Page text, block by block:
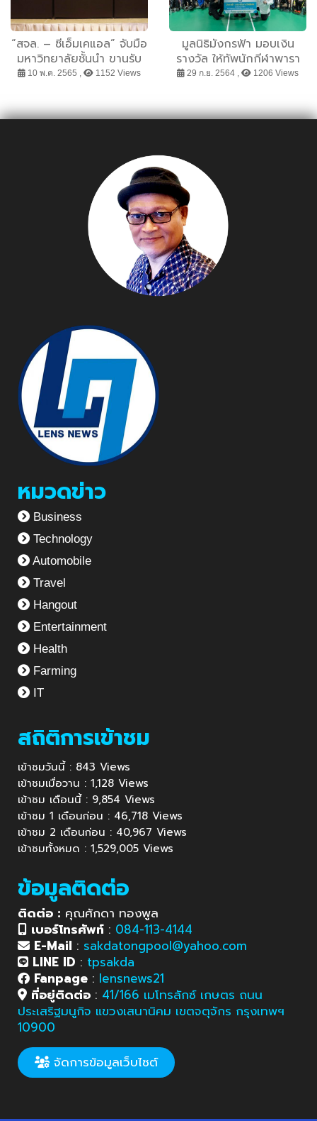
“สจล. – ซีเอ็มเคแอล” จับมือ
มหาวิทยาลัยชั้นนำ ขานรับ
นโยบาย อว. จัดตั้ง “สถาบัน
ของไทย
10 พ.ค. 2565 , 1152 Views
มูลนิธิมังกรฟ้า มอบเงิน
รางวัล ให้ทัพนักกีฬาพารา
ลิมปิกไทย มูลค่ากว่า 1.5
29 ก.ย. 2564 , 1206 Views
หมวดข่าว
Business
Technology
Automobile
Travel
Hangout
Entertainment
Health
Farming
IT
สถิติการเข้าชม
เข้าชมวันนี้ : 843 Views
เข้าชมเมื่อวาน : 1,128 Views
เข้าชม เดือนนี้ : 9,854 Views
เข้าชม 1 เดือนก่อน : 46,718 Views
เข้าชม 2 เดือนก่อน : 40,967 Views
เข้าชมทั้งหมด : 1,529,005 Views
ข้อมูลติดต่อ
ติดต่อ : คุณศักดา ทองพูล
เบอร์โทรศัพท์ : 084-113-4144
E-Mail : sakdatongpool@yahoo.com
LINE ID : tpsakda
Fanpage : lensnews21
ที่อยู่ติดต่อ : 41/166 เมโทรลักซ์ เกษตร ถนน
ประเสริฐมนูกิจ แขวงเสนานิคม เขตจตุจักร กรุงเทพฯ
10900
จัดการข้อมูลเว็บไซต์